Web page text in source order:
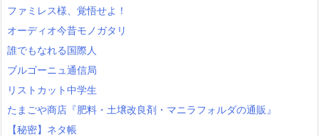
ファミレス様、覚悟せよ！
オーディオ今昔モノガタリ
誰でもなれる国際人
ブルゴーニュ通信局
リストカット中学生
たまごや商店『肥料・土壌改良剤・マニラフォルダの通販』
【秘密】ネタ帳